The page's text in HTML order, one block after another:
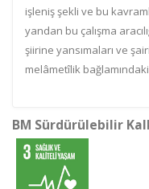
işleniş şekli ve bu
yandan bu çalışma
şiirine yansımaları ve
melâmetîlik bağlamındaki
BM Sürdürülebilir